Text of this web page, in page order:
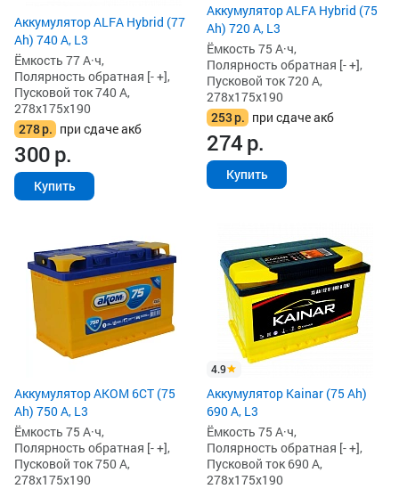
Аккумулятор ALFA Hybrid (77
Ah) 740 А, L3
Ёмкость 77 А·ч,
Полярность обратная [- +],
Пусковой ток 740 А,
278x175x190
278р. при сдаче акб
300р.
Купить
Аккумулятор ALFA Hybrid (75
Ah) 720 А, L3
Ёмкость 75 А·ч,
Полярность обратная [- +],
Пусковой ток 720 А,
278x175x190
253р. при сдаче акб
274р.
Купить
Аккумулятор AKOM 6СТ (75
Ah) 750 А, L3
Ёмкость 75 А·ч,
Полярность обратная [- +],
Пусковой ток 750 А,
278x175x190
4.9
Аккумулятор Kainar (75 Ah)
690 А, L3
Ёмкость 75 А·ч,
Полярность обратная [- +],
Пусковой ток 690 А,
278x175x190